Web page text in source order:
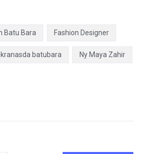
Batu Bara Fashion Designer
batubara Ny Maya Zahir